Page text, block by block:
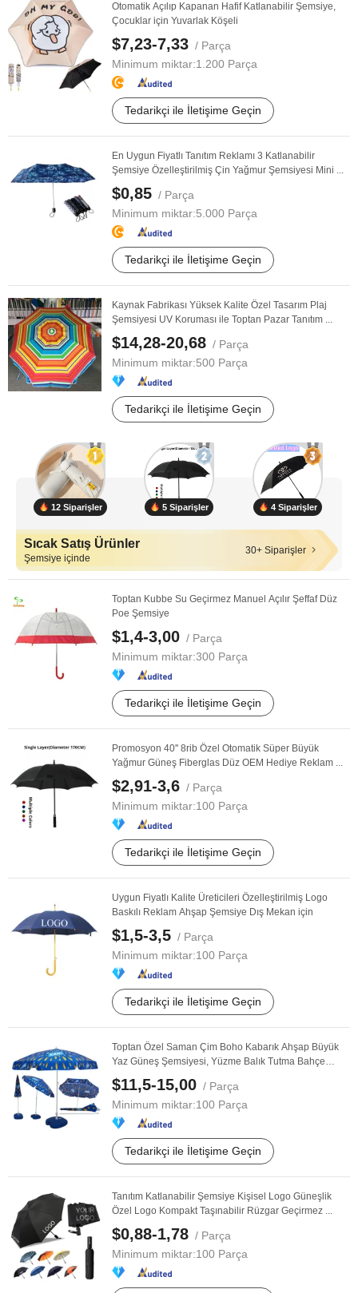
Otomatik Açılıp Kapanan Hafif Katlanabilir Şemsiye,
Çocuklar için Yuvarlak Köşeli
$7,23-7,33 / Parça
Minimum miktar:1.200 Parça
Tedarikçi ile İletişime Geçin
En Uygun Fiyatlı Tanıtım Reklamı 3 Katlanabilir
Şemsiye Özelleştirilmiş Çin Yağmur Şemsiyesi Mini ...
$0,85 / Parça
Minimum miktar:5.000 Parça
Tedarikçi ile İletişime Geçin
Kaynak Fabrikası Yüksek Kalite Özel Tasarım Plaj
Şemsiyesi UV Koruması ile Toptan Pazar Tanıtım ...
$14,28-20,68 / Parça
Minimum miktar:500 Parça
Tedarikçi ile İletişime Geçin
12 Siparişler 5 Siparişler 4 Siparişler
Sıcak Satış Ürünler
Şemsiye içinde
30+ Siparişler
Toptan Kubbe Su Geçirmez Manuel Açılır Şeffaf Düz
Poe Şemsiye
$1,4-3,00 / Parça
Minimum miktar:300 Parça
Tedarikçi ile İletişime Geçin
Promosyon 40'' 8rib Özel Otomatik Süper Büyük
Yağmur Güneş Fiberglas Düz OEM Hediye Reklam ...
$2,91-3,6 / Parça
Minimum miktar:100 Parça
Tedarikçi ile İletişime Geçin
Uygun Fiyatlı Kalite Üreticileri Özelleştirilmiş Logo
Baskılı Reklam Ahşap Şemsiye Dış Mekan için
$1,5-3,5 / Parça
Minimum miktar:100 Parça
Tedarikçi ile İletişime Geçin
Toptan Özel Saman Çim Boho Kabarık Ahşap Büyük
Yaz Güneş Şemsiyesi, Yüzme Balık Tutma Bahçe
Balkon ...
$11,5-15,00 / Parça
Minimum miktar:100 Parça
Tedarikçi ile İletişime Geçin
Tanıtım Katlanabilir Şemsiye Kişisel Logo Güneşlik
Özel Logo Kompakt Taşınabilir Rüzgar Geçirmez ...
$0,88-1,78 / Parça
Minimum miktar:100 Parça